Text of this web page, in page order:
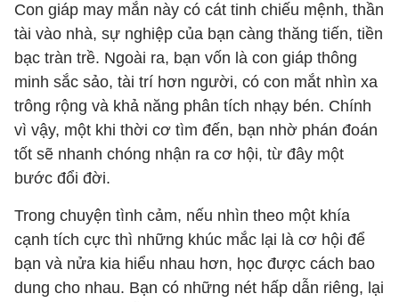
Con giáp may mắn này có cát tinh chiếu mệnh, thần
tài vào nhà, sự nghiệp của bạn càng thăng tiến, tiền
bạc tràn trề. Ngoài ra, bạn vốn là con giáp thông
minh sắc sảo, tài trí hơn người, có con mắt nhìn xa
trông rộng và khả năng phân tích nhạy bén. Chính
vì vậy, một khi thời cơ tìm đến, bạn nhờ phán đoán
tốt sẽ nhanh chóng nhận ra cơ hội, từ đây một
bước đổi đời.
Trong chuyện tình cảm, nếu nhìn theo một khía
cạnh tích cực thì những khúc mắc lại là cơ hội để
bạn và nửa kia hiểu nhau hơn, học được cách bao
dung cho nhau. Bạn có những nét hấp dẫn riêng, lại